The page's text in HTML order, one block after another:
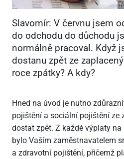
Slavomír: V červnu jsem
do odchodu do důchodu
normálně pracoval. Když
dostanu zpět ze
roce zpátky? A kdy?
Hned na úvod je nutno
pojištění a sociální pojištění ze
dostat zpět. Z každé výplaty
bylo Vaším zaměstnavatelem
a zdravotní pojištění, přičemž